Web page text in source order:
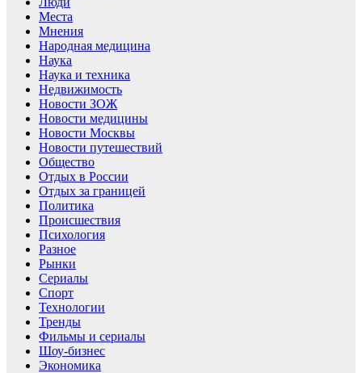
Места
Мнения
Народная медицина
Наука
Наука и техника
Недвижимость
Новости ЗОЖ
Новости медицины
Новости Москвы
Новости путешествий
Общество
Отдых в России
Отдых за границей
Политика
Происшествия
Психология
Разное
Рынки
Сериалы
Спорт
Технологии
Тренды
Фильмы и сериалы
Шоу-бизнес
Экономика